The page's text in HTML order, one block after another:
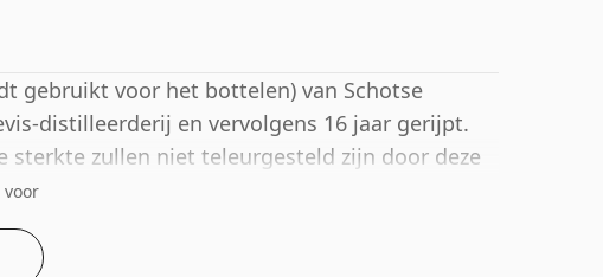
gebruikt voor het bottelen) van Schotse
distilleerderij en vervolgens 16 jaar gerijpt.
sterkte zullen niet teleurgesteld zijn door deze
van 50%.